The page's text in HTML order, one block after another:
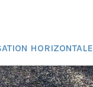
HORIZONTALE